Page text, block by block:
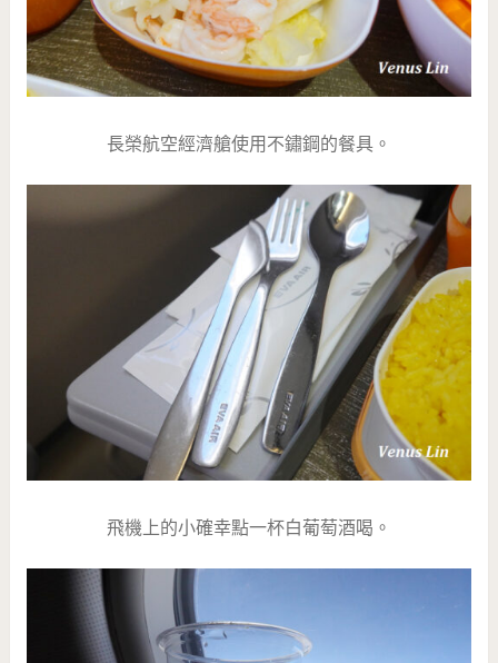
長榮航空經濟艙使用不鏽鋼的餐具。
飛機上的小確幸點一杯白葡萄酒喝。